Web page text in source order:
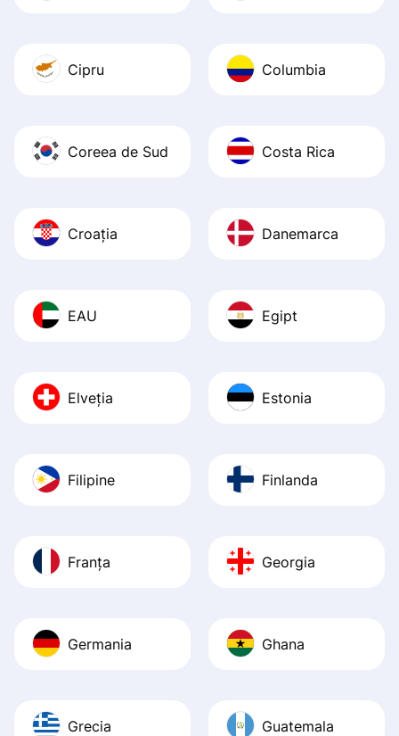
Cipru Columbia
Coreea de Sud Costa Rica
Croația Danemarca
EAU Egipt
Elveția Estonia
Filipine Finlanda
Franța Georgia
Germania Ghana
Grecia Guatemala